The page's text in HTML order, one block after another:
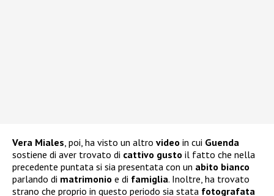
Vera Miales , poi, ha visto un altro video in cui Guenda
sostiene di aver trovato di cattivo gusto il fatto che nella
precedente puntata si sia presentata con un abito bianco
parlando di matrimonio e di famiglia. Inoltre, ha trovato
strano che proprio in questo periodo sia stata fotografata